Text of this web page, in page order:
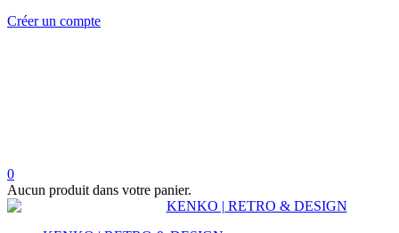
Créer un compte
0
Aucun produit dans votre panier.